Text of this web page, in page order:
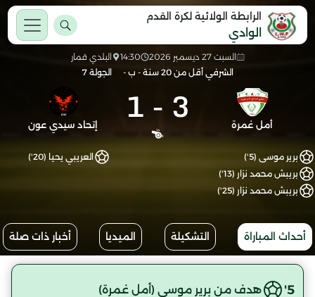
الرابطة الولائية لكرة القدم
الوادي
السبت 27 ديسمبر 2026 14:30
البلدي قمار
الشرفي أقل من 20 سنة - ب -
الجولة 7
أمل غمرة 3
-
1 إتحاد سيدي عون
برير موسى (5')
بريبش محمد نزار (13')
بريبش محمد نزار (25')
العريبي يحيا (20')
أحداث المباراة التشكيلة الميديا أخبار ذات صلة
5' هدف من برير موسى (أمل غمرة)